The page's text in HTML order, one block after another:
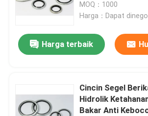
MOQ：1000
Harga：Dapat
Harga terbaik
Cincin Segel
Hidrolik
Bakar Anti